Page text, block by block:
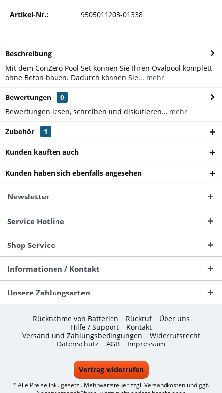
Artikel-Nr.: 9505011203-01338
Beschreibung
Mit dem ConZero Pool Set können Sie Ihren Ovalpool komplett
ohne Beton bauen. Dadurch können Sie... mehr
Bewertungen
0
Bewertungen lesen, schreiben und diskutieren... mehr
Zubehör 1
Kunden kauften auch
Kunden haben sich ebenfalls angesehen
Newsletter
Service Hotline
Shop Service
Informationen / Kontakt
Unsere Zahlungsarten
Rücknahme von Batterien Rückruf
Über uns
Hilfe / Support
Kontakt
Versand und Zahlungsbedingungen
Widerrufsrecht
Datenschutz
AGB Impressum
Vertrag widerrufen
* Alle Preise inkl. gesetzl. Mehrwertsteuer zzgl.Versandkosten und ggf.